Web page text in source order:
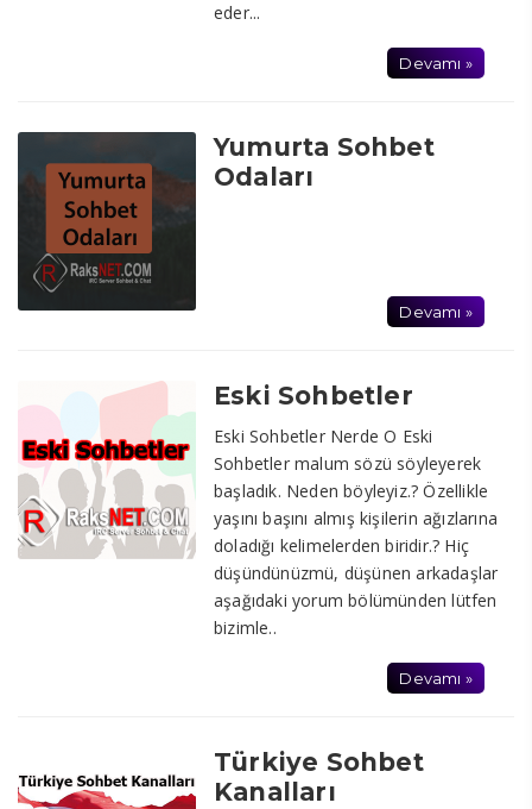
eder...
Devamı »
Yumurta Sohbet
Odaları
Devamı »
Eski Sohbetler
Eski Sohbetler Nerde O Eski
Sohbetler malum sözü söyleyerek
başladık. Neden böyleyiz.? Özellikle
yaşını başını almış kişilerin ağızlarına
doladığı kelimelerden biridir.? Hiç
düşündünüzmü, düşünen arkadaşlar
aşağıdaki yorum bölümünden lütfen
bizimle..
Devamı »
Türkiye Sohbet
Kanalları